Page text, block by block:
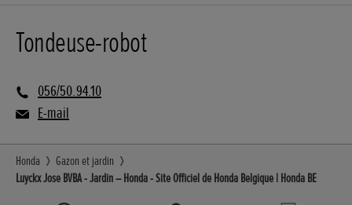
Tondeuse-robot
056/50.94.10
E-mail
Honda
Gazon et jardin
Luyckx Jose BVBA - Jardin – Honda - Site Officiel de Honda Belgique | Honda BE